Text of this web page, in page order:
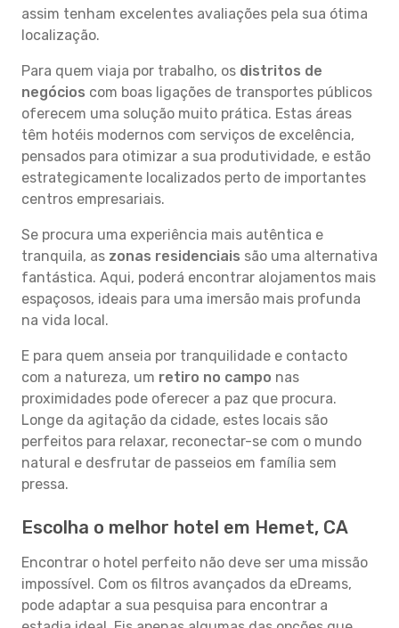
assim tenham excelentes avaliações pela sua ótima
localização.
Para quem viaja por trabalho, os distritos de
negócios com boas ligações de transportes públicos
oferecem uma solução muito prática. Estas áreas
têm hotéis modernos com serviços de excelência,
pensados para otimizar a sua produtividade, e estão
estrategicamente localizados perto de importantes
centros empresariais.
Se procura uma experiência mais autêntica e
tranquila, as zonas residenciais são uma alternativa
fantástica. Aqui, poderá encontrar alojamentos mais
espaçosos, ideais para uma imersão mais profunda
na vida local.
E para quem anseia por tranquilidade e contacto
com a natureza, um retiro no campo nas
proximidades pode oferecer a paz que procura.
Longe da agitação da cidade, estes locais são
perfeitos para relaxar, reconectar-se com o mundo
natural e desfrutar de passeios em família sem
pressa.
Escolha o melhor hotel em Hemet, CA
Encontrar o hotel perfeito não deve ser uma missão
impossível. Com os filtros avançados da eDreams,
pode adaptar a sua pesquisa para encontrar a